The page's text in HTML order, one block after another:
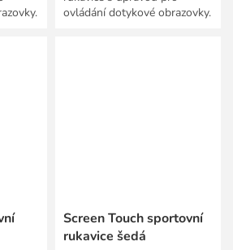
ovládání dotykové obrazovky.
Screen Touch sportovní
rukavice šedá